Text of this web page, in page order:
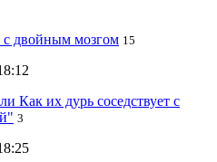
с двойным мозгом 15
Как их дурь соседствует с
3